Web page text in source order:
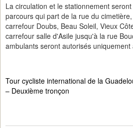
La circulation et le stationnement
parcours qui part de la rue du
carrefour Doubs, Beau Soleil, Vieux
carrefour salle d'Asile jusqu'à la rue
ambulants seront autorisés
Tour cycliste international de la
– Deuxième tronçon